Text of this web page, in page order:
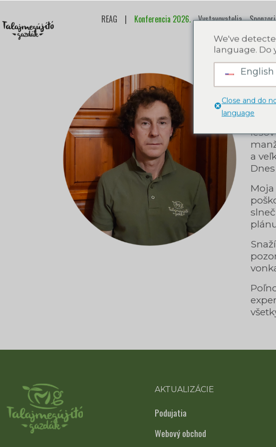
REAG | Konferencia 2026. Vystavovatelia Sponzori
a
AKTUALIZÁCIE
Podujatia
Webový obchod
We've
language. Do
English
Close and do
language